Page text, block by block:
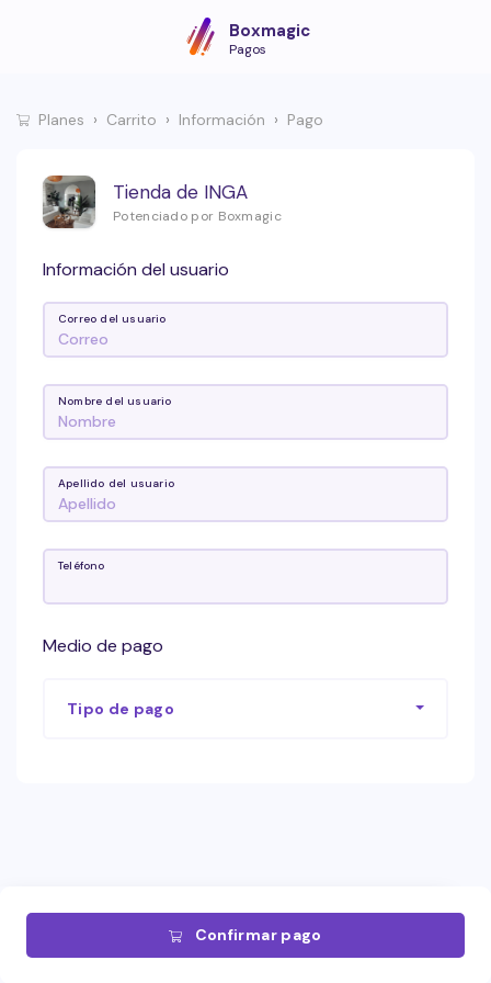
Boxmagic
Pagos
Planes Carrito Información Pago
Tienda de INGA
Potenciado por Boxmagic
Información del usuario
Correo del usuario
Nombre del usuario
Apellido del usuario
Teléfono
Medio de pago
Tipo de pago
Confirmar pago